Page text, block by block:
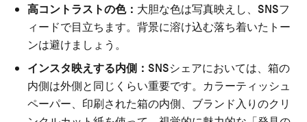
高コントラストの色： 大胆な色は写真映えし、SNSフ
ィードで目立ちます。背景に溶け込む落ち着いたトー
ンは避けましょう。
インスタ映えする内側： SNSシェアにおいては、箱の
内側は外側と同じくらい重要です。カラーティッシュ
ペーパー、印刷された箱の内側、ブランド入りのクリ